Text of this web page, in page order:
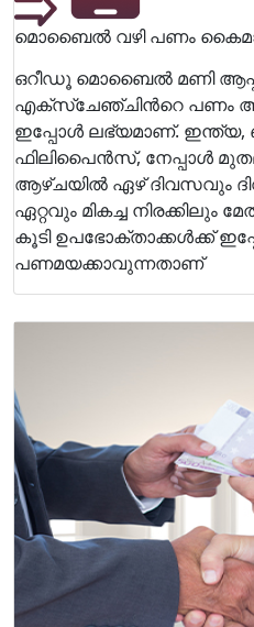
മൊബൈല്‍ വഴി പണം
ഒറീഡൂ മൊബൈല്‍ മണി
എക്സ്ചേഞ്ചിന്‍റെ പണം
ഇപ്പോള്‍ ലഭ്യമാണ്. ഇന്ത്യ,
ഫിലിപൈന്‍സ്, നേപ്പാള്‍
ആഴ്ചയില്‍ ഏഴ് ദിവസവും
ഏറ്റവും മികച്ച നിരക്കിലും
കൂടി ഉപഭോക്താക്കള്‍ക്ക്
പണമയക്കാവുന്നതാണ്